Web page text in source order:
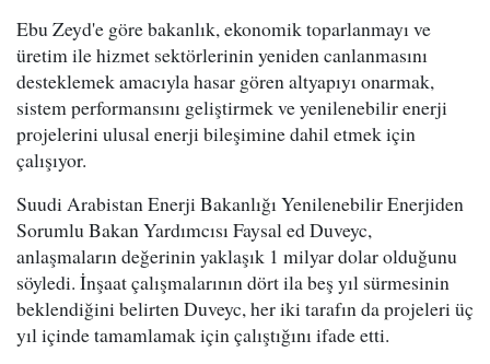
Ebu Zeyd'e göre bakanlık, ekonomik toparlanmayı ve
üretim ile hizmet sektörlerinin yeniden canlanmasını
desteklemek amacıyla hasar gören altyapıyı onarmak,
sistem performansını geliştirmek ve yenilenebilir enerji
projelerini ulusal enerji bileşimine dahil etmek için
çalışıyor.
Suudi Arabistan Enerji Bakanlığı Yenilenebilir Enerjiden
Sorumlu Bakan Yardımcısı Faysal ed Duveyc,
anlaşmaların değerinin yaklaşık 1 milyar dolar olduğunu
söyledi. İnşaat çalışmalarının dört ila beş yıl sürmesinin
beklendiğini belirten Duveyc, her iki tarafın da projeleri üç
yıl içinde tamamlamak için çalıştığını ifade etti.